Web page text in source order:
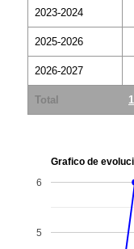
2023-2024
2025-2026
2026-2027
Total
Grafico de
5
6